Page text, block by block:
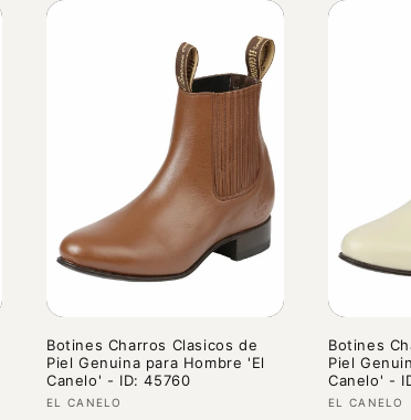
Botines Charros Clasicos de
Piel Genuina para Hombre 'El
Canelo' - ID: 45760
Proveedor:
EL CANELO
Botines
Piel
Canelo' -
EL CANELO